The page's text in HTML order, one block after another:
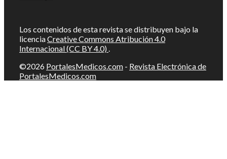
Los contenidos de esta revista se distribuyen bajo la
licenciaCreative Commons Atribución 4.0
Internacional (CC BY 4.0) .
©2026 PortalesMedicos.com - Revista Electrónica de
PortalesMedicos.com